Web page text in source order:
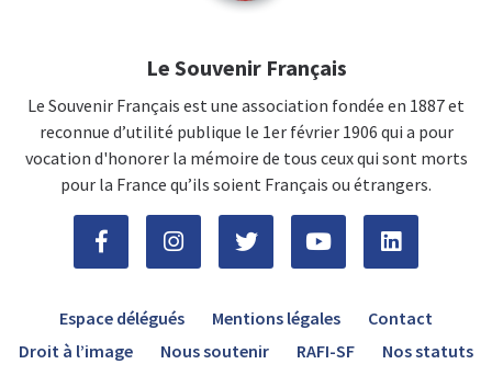
Le Souvenir Français
Le Souvenir Français est une association fondée en 1887 et
reconnue d’utilité publique le 1er février 1906 qui a pour
vocation d'honorer la mémoire de tous ceux qui sont morts
pour la France qu’ils soient Français ou étrangers.
Espace délégués Mentions légales
Contact
Droit à l’image
Nous soutenir RAFI-SF Nos statuts